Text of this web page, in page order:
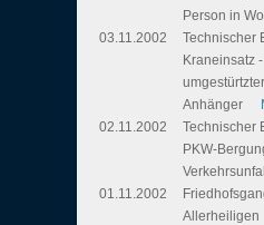
Person in
03.11.2002
Technischer
Kraneinsatz -
Anhänger
02.11.2002
Technischer
PKW-
Verkehrsunfall
01.11.2002
Allerheiligen